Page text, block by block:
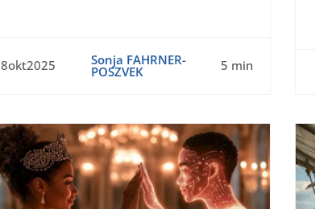
8okt2025 Sonja FAHRNER-
POSZVEK 5 min